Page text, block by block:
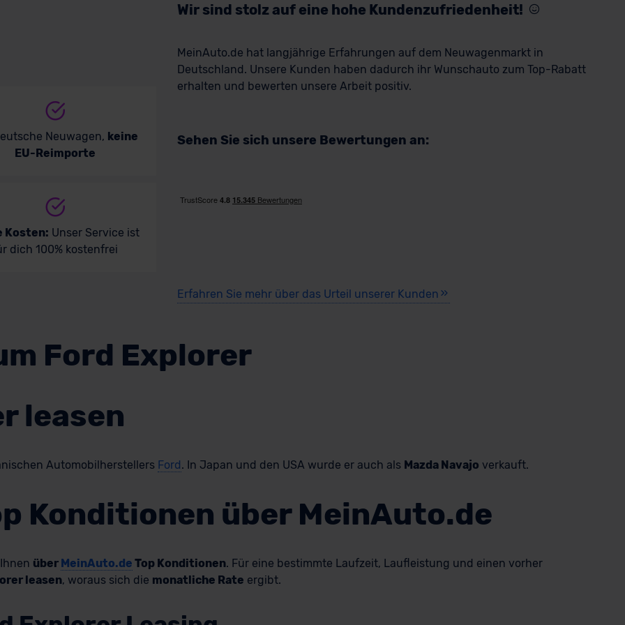
Neuwagen, keine
EU-Reimporte
Kosten: Unser Service ist
dich 100% kostenfrei
Wir sind stolz auf eine hohe Kundenzufriedenheit!
MeinAuto.de hat langjährige Erfahrungen auf dem Neuwagenmarkt in
Deutschland. Unsere Kunden haben dadurch ihr Wunschauto zum Top-Rabatt
erhalten und bewerten unsere Arbeit positiv.
Sehen Sie sich unsere Bewertungen an:
Erfahren Sie mehr über das Urteil unserer Kunden
Ford Explorer
leasen
Automobilherstellers Ford. In Japan und den USA wurde er auch als Mazda Navajo verkauft.
Konditionen über MeinAuto.de
über MeinAuto.de Top Konditionen. Für eine bestimmte Laufzeit, Laufleistung und einen vorher
leasen, woraus sich die monatliche Rate ergibt.